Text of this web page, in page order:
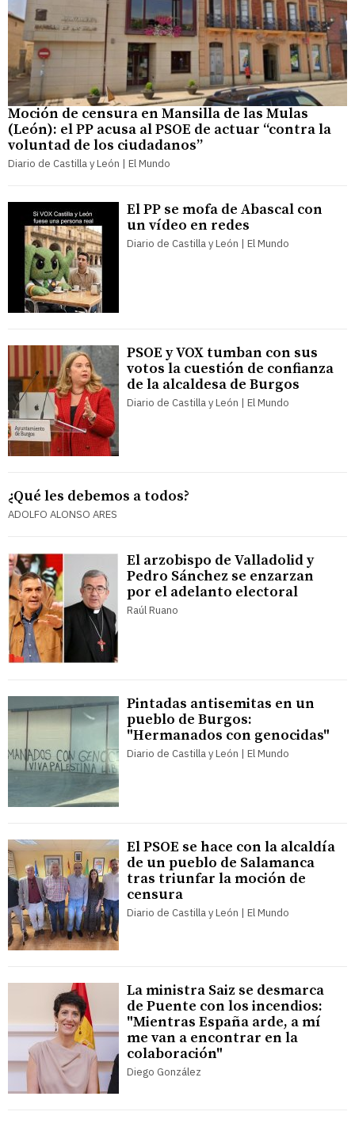
Moción de censura en Mansilla de las Mulas
(León): el PP acusa al PSOE de actuar “contra la
voluntad de los ciudadanos”
Diario de Castilla y León | El Mundo
El PP se mofa de Abascal con
un vídeo en redes
Diario de Castilla y León | El Mundo
PSOE y VOX tumban con sus
votos la cuestión de confianza
de la alcaldesa de Burgos
Diario de Castilla y León | El Mundo
¿Qué les debemos a todos?
ADOLFO ALONSO ARES
El arzobispo de Valladolid y
Pedro Sánchez se enzarzan
por el adelanto electoral
Raúl Ruano
Pintadas antisemitas en un
pueblo de Burgos:
"Hermanados con genocidas"
Diario de Castilla y León | El Mundo
El PSOE se hace con la alcaldía
de un pueblo de Salamanca
tras triunfar la moción de
censura
Diario de Castilla y León | El Mundo
La ministra Saiz se desmarca
de Puente con los incendios:
"Mientras España arde, a mí
me van a encontrar en la
colaboración"
Diego González